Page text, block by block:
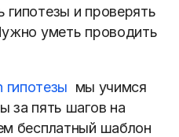
и проверять
уметь проводить
гипотезы мы учимся
за пять шагов на
бесплатный шаблон